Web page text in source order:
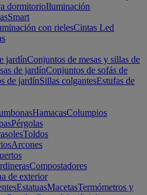
dormitorioIluminación
Smart
con rielesCintas Led
jardínConjuntos de mesas y sillas de
de jardínConjuntos de sofás de
de jardínSillas colgantesEstufas de
HamacasColumpios
Pérgolas
Toldos
Arcones
Compostadores
de exterior
EstatuasMacetasTermómetros y